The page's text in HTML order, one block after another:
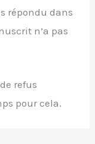
répondu dans
n’a pas
refus
pour cela.